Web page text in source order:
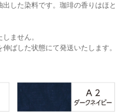
出した染料です。珈琲の香りはほと
ません。
ばした状態にて発送いたします。